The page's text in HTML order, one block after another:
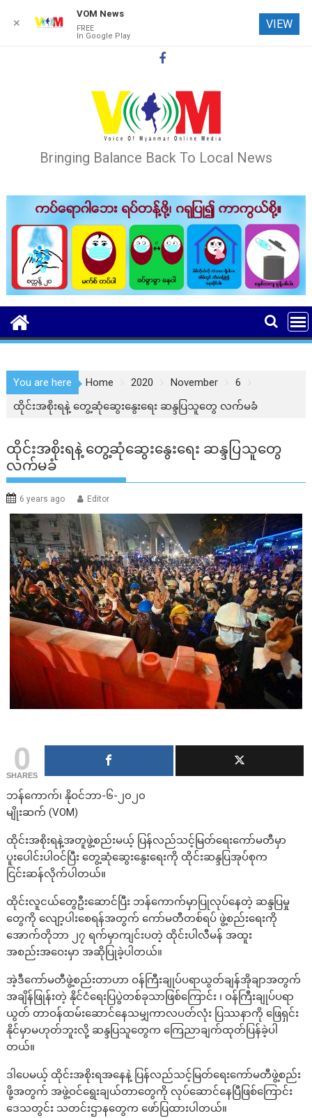
Bringing Balance Back To Local News
You are here Home 2020 November
6
ထိုင်းအစိုးရနဲ့ တွေ့ဆုံဆွေးနွေးရေး ဆန္ဒပြသူတွေ လက်မခံ
ထိုင်းအစိုးရနဲ့ တွေ့ဆုံဆွေးနွေးရေး ဆန္ဒပြသူတွေ
လက်မခံ
6 years ago Editor
0
SHARES
ဘန်ကောက်၊ နိုဝင်ဘာ-၆-၂၀၂၀
မျိုးဆက် (VOM)
ထိုင်းအစိုးရနဲ့အတူဖွဲ့စည်းမယ့် ပြန်လည်သင့်မြတ်ရေးကော်မတီမှာ
ပူးပေါင်းပါဝင်ပြီး တွေ့ဆုံဆွေးနွေးရေးကို ထိုင်းဆန္ဒပြအုပ်စုက
ငြင်းဆန်လိုက်ပါတယ်။
ထိုင်းလူငယ်တွေဦးဆောင်ပြီး ဘန်ကောက်မှာပြုလုပ်နေတဲ့ ဆန္ဒပြမှု
တွေကို လျော့ပါးစေရန်အတွက် ကော်မတီတစ်ရပ် ဖွဲ့စည်းရေးကို
အောက်တိုဘာ ၂၇ ရက်မှာကျင်းပတဲ့ ထိုင်းပါလီမန် အထူး
အစည်းအဝေးမှာ အဆိုပြုခဲ့ပါတယ်။
အဲ့ဒီကော်မတီဖွဲ့စည်းတာဟာ ဝန်ကြီးချုပ်ပရာယွတ်ချန်အိုချာအတွက်
အချိန်ဖြုန်းတဲ့ နိုင်ငံရေးပြပွဲတစ်ခုသာဖြစ်ကြောင်း ၊ ဝန်ကြီးချုပ်ပရာ
ယွတ် တာဝန်ထမ်းဆောင်နေသမျှကာလပတ်လုံး ပြဿနာကို ဖြေရှင်း
နိုင်မှာမဟုတ်ဘူးလို့ ဆန္ဒပြသူတွေက ကြေညာချက်ထုတ်ပြန်ခဲ့ပါ
တယ်။
ဒါပေမယ့် ထိုင်းအစိုးရအနေနဲ့ ပြန်လည်သင့်မြတ်ရေးကော်မတီဖွဲ့စည်း
ဖို့အတွက် အဖွဲ့ဝင်ရွေးချယ်တာတွေကို လုပ်ဆောင်နေပြီဖြစ်ကြောင်း
ဒေသတွင်း သတင်းဌာနတွေက ဖော်ပြထားပါတယ်။
✕
VOM News
FREE
In Google Play
VIEW